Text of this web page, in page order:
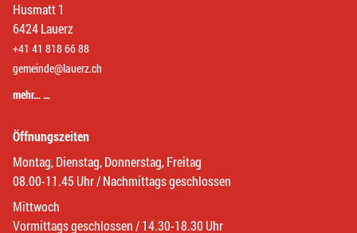
Husmatt 1
6424 Lauerz
+41 41 818 66 88
gemeinde@lauerz.ch
mehr… …
Öffnungszeiten
Montag, Dienstag, Donnerstag, Freitag
08.00-11.45 Uhr / Nachmittags geschlossen
Mittwoch
Vormittags geschlossen / 14.30-18.30 Uhr